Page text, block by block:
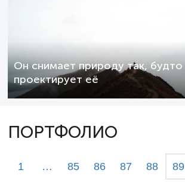
Он снимает природу так, будто
проектирует её
ПОРТФОЛИО
1 … 85 86 87 88 89